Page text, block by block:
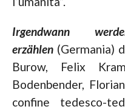
Irgendwann
erzählen(Germania)
Burow, Felix
Bodenbender,
confine tedesco-